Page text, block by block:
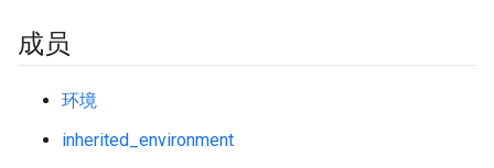
成员
环境
inherited_environment